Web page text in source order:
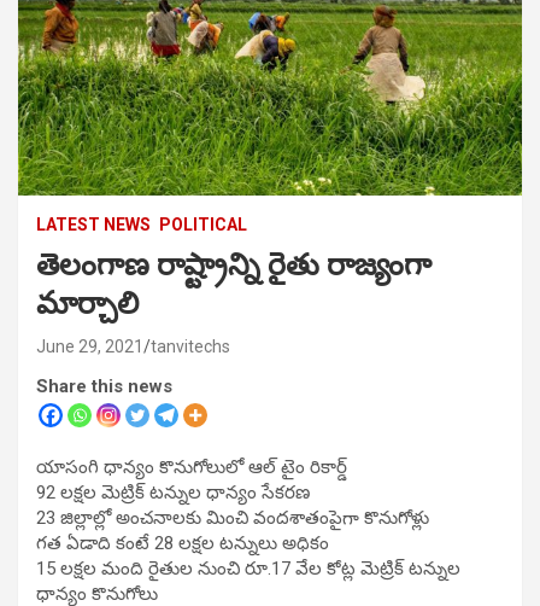
LATEST NEWS POLITICAL
తెలంగాణ రాష్ట్రాన్ని రైతు రాజ్యంగా
మార్చాలి
June 29, 2021 tanvitechs
Share this news
యాసంగి ధాన్యం కొనుగోలులో ఆల్ టైం రికార్డ్
92 లక్షల మెట్రిక్ టన్నుల ధాన్యం సేకరణ
23 జిల్లాల్లో అంచనాలకు మించి వందశాతంపైగా కొనుగోళ్లు
గత ఏడాది కంటే 28 లక్షల టన్నులు అధికం
15 లక్షల మంది రైతుల నుంచి రూ.17 వేల కోట్ల మెట్రిక్ టన్నుల
ధాన్యం కొనుగోలు